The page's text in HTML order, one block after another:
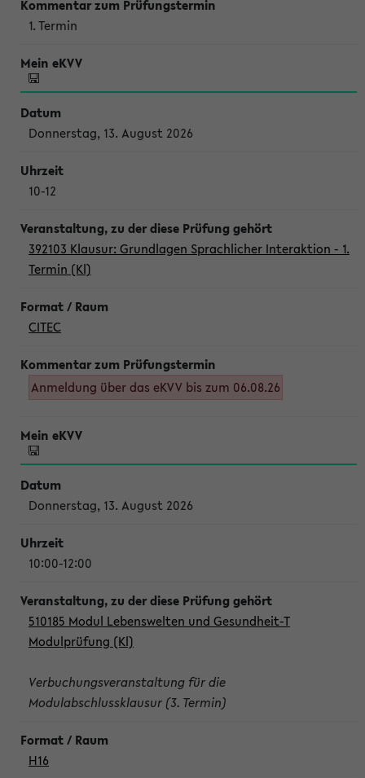
1. Termin
Donnerstag, 13. August 2026
10-12
392103 Klausur: Grundlagen Sprachlicher Interaktion - 1.
Termin (Kl)
CITEC
Anmeldung über das eKVV bis zum 06.08.26
Donnerstag, 13. August 2026
10:00-12:00
510185 Modul Lebenswelten und Gesundheit-T
Modulprüfung (Kl)
Verbuchungsveranstaltung für die
Modulabschlussklausur (3. Termin)
H16